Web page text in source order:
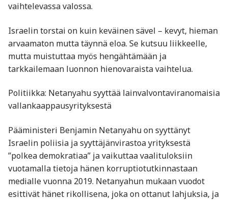
vaihtelevassa valossa.
Israelin torstai on kuin keväinen sävel – kevyt, hieman
arvaamaton mutta täynnä eloa. Se kutsuu liikkeelle,
mutta muistuttaa myös hengähtämään ja
tarkkailemaan luonnon hienovaraista vaihtelua.
Politiikka: Netanyahu syyttää lainvalvontaviranomaisia
vallankaappausyrityksestä
Pääministeri Benjamin Netanyahu on syyttänyt
Israelin poliisia ja syyttäjänvirastoa yrityksestä
”polkea demokratiaa” ja vaikuttaa vaalituloksiin
vuotamalla tietoja hänen korruptiotutkinnastaan
medialle vuonna 2019. Netanyahun mukaan vuodot
esittivät hänet rikollisena, joka on ottanut lahjuksia, ja